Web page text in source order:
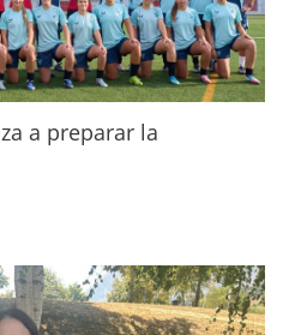
a preparar la